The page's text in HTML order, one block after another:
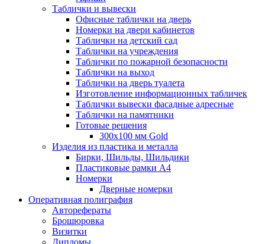
Таблички и вывески
Офисные таблички на дверь
Номерки на двери кабинетов
Таблички на детский сад
Таблички на учреждения
Таблички по пожарной безопасности
Таблички на выход
Таблички на дверь туалета
Изготовление информационных табличек
Таблички вывески фасадные адресные
Таблички на памятники
Готовые решения
300x100 мм Gold
Изделия из пластика и металла
Бирки, Шильды, Шильдики
Пластиковые рамки А4
Номерки
Дверные номерки
Оперативная полиграфия
Авторефераты
Брошюровка
Визитки
Дипломы